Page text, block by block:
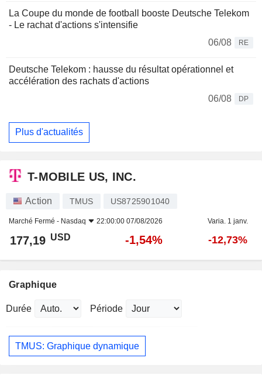
La Coupe du monde de football booste Deutsche Telekom
- Le rachat d'actions s'intensifie
06/08
RE
Deutsche Telekom : hausse du résultat opérationnel et
accélération des rachats d'actions
06/08
DP
Plus d'actualités
T-MOBILE US, INC.
Action TMUS US8725901040
Marché Fermé - Nasdaq 22:00:00 07/08/2026 Varia. 1 janv.
177,19 USD -1,54% -12,73%
Graphique
Durée Période
TMUS: Graphique dynamique